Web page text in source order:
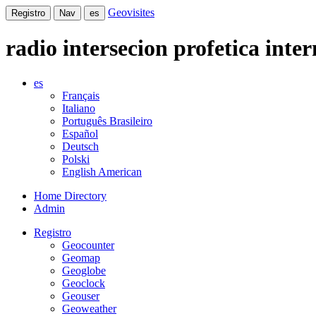
Registro Nav es Geovisites
radio intersecion profetica
es
Français
Italiano
Português Brasileiro
Español
Deutsch
Polski
English American
Home Directory
Admin
Registro
Geocounter
Geomap
Geoglobe
Geoclock
Geouser
Geoweather